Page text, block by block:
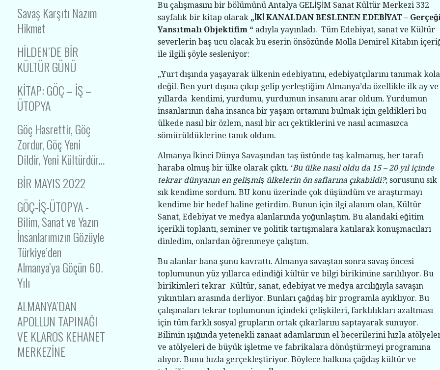
Savaş Karşıtı Nazım
Hikmet
HİLDEN’DE BİR
KÜLTÜR GÜNÜ
KİTAP: GÖÇ – İŞ –
ÜTOPYA
Göç Hasrettir, Göç
Zordur, Göç Yeni
Dildir, Yeni Kültürdür…
BİR MAYIS 2022
GÖÇ-İŞ-ÜTOPYA -
Bilim, Sanat ve Yazın
İnsanlarımızın Gözüyle
Türkiye’den
Almanya’ya Göçün 60.
Yılı
ALMANYA’DAN
APOLLUN TAPINAĞI
VE KLAROS KEHANET
MERKEZİNE
Bu çalışmasını bir bölümünü Antalya GELİŞİM Sanat Kültür Merkezi 332
sayfalık bir kitap olarak „İKİ KANALDAN BESLENEN EDEBİYAT –
Yansıtmalı Objektifim “ adıyla yayınladı. Tüm Edebiyat, sanat ve Kültür
severlerin baş ucu olacak bu eserin önsözünde Molla Demirel Kitabın
ile ilgili şöyle sesleniyor:
„Yurt dışında yaşayarak ülkenin edebiyatını, edebiyatçılarını tanımak
değil. Ben yurt dışına çıkıp gelip yerleştiğim Almanya’da özellikle ilk ay ve
yıllarda kendimi, yurdumu, yurdumun insanını arar oldum. Yurdumun
insanlarının daha insanca bir yaşam ortamını bulmak için geldikleri bu
ülkede nasıl bir özlem, nasıl bir acı çektiklerini ve nasıl acımasızca
sömürüldüklerine tanık oldum.
Almanya İkinci Dünya Savaşından taş üstünde taş kalmamış, her tarafı
haraba olmuş bir ülke olarak çıktı. ‘Bu ülke nasıl oldu da 15 – 20 yıl içinde
tekrar dünyanın en gelişmiş ülkelerin ön saflarına çıkabildi?; sorusunu sık
sık kendime sordum. BU konu üzerinde çok düşündüm ve araştırmayı
kendime bir hedef haline getirdim. Bunun için ilgi alanım olan, Kültür
Sanat, Edebiyat ve medya alanlarında yoğunlaştım. Bu alandaki eğitim
içerikli toplantı, seminer ve politik tartışmalara katılarak konuşmacıları
dinledim, onlardan öğrenmeye çalıştım.
Bu alanlar bana şunu kavrattı. Almanya savaştan sonra savaş öncesi
toplumunun yüz yıllarca edindiği kültür ve bilgi birikimine sarılılıyor. Bu
birikimleri tekrar Kültür, sanat, edebiyat ve medya arcılığıyla savaşın
yıkıntıları arasında derliyor. Bunları çağdaş bir programla ayıklıyor. Bu
çalışmaları tekrar toplumunun içindeki çelişkileri, farklılıkları azaltması
için tüm farklı sosyal grupların ortak çıkarlarını saptayarak sunuyor.
Bilimin ışığında yetenekli zanaat adamlarının el becerilerini hızla
ve atölyeleri de büyük işletme ve fabrikalara dönüştürmeyi programına
alıyor. Bunu hızla gerçekleştiriyor. Böylece halkına çağdaş kültür ve